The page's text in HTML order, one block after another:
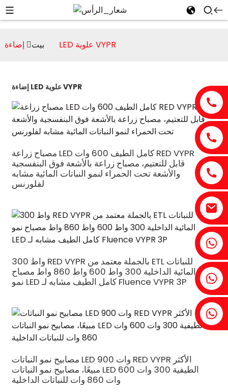
فينيا: +86 18607525299
آيفي: +86 18607522355
توبين: +86 18818667168
بيت إضاءة LED علوية VYPR
إضاءة LED علوية VYPR
مصباح زراعة LED كامل الطيف 600 وات RED VYPR
قابل للتعتيم، مصباح زراعة بالأشعة فوق البنفسجية
والأشعة تحت الحمراء لنمو النباتات المائية مشابه
لفلورنس
300 واط RED VYPR بالجملة معتمد من ETL للنباتات
المائية الداخلية 300 واط 600 واط 860 واط مصباح
نمو LED كامل الطيف مشابه لـ Fluence VYPR 3P
مصابيح نمو النباتات LED 900 وات RED VYPR الأكثر
مبيعًا، مصابيح نمو النباتات LED الطيفية 300 وات 600
وات 860 وات للنباتات الداخلية